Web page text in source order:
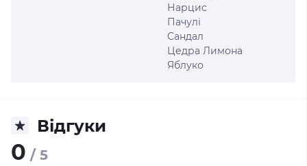
Нарцис
Пачулі
Сандал
Цедра Лимона
Яблуко
Відгуки
0 / 5